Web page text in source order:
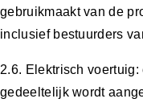
gebruikmaakt van de
inclusief bestuurders
2.6. Elektrisch
gedeeltelijk wordt